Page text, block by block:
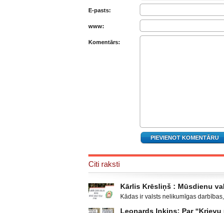
E-pasts:
www:
Komentārs:
Citi raksti
Kārlis Krēsliņš : Mūsdienu
Kādas ir valsts nelikumīgas
Leonards Inkins: Par